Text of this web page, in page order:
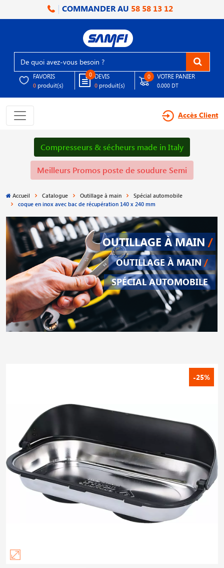
COMMANDER AU 58 58 13 12
FAVORIS
0 produit(s)
0 DEVIS
0 produit(s)
0 VOTRE PANIER
0.000 DT
Accès Client
Compresseurs & sécheurs made in Italy
Meilleurs Promos poste de soudure Semi
Accueil Catalogue Outillage à main
Spécial automobile
coque en inox avec bac de récupération 140 x 240 mm
OUTILLAGE À MAIN /
OUTILLAGE À MAIN /
SPÉCIAL AUTOMOBILE
-25%